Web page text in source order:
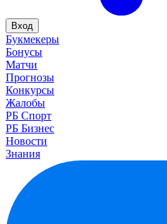
Вход
Букмекеры
Бонусы
Матчи
Прогнозы
Конкурсы
Жалобы
РБ Спорт
РБ Бизнес
Новости
Знания